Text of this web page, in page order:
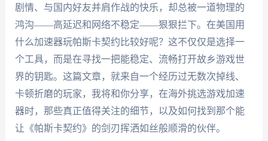
剧情、与国内好友并肩作战的快乐，却总被一道物理的
鸿沟——高延迟和网络不稳定——狠狠拦下。在美国用
什么加速器玩帕斯卡契约比较好呢？这不仅仅是选择一
个工具，而是在寻找一把能稳定、流畅打开故乡游戏世
界的钥匙。这篇文章，就来自一个经历过无数次掉线、
卡顿折磨的玩家，我将和你分享，在海外挑选游戏加速
器时，那些真正值得关注的细节，以及如何找到那个能
让《帕斯卡契约》的剑刃挥洒如丝般顺滑的伙伴。